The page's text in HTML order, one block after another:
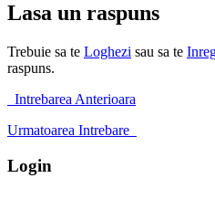
Lasa un raspuns
Trebuie sa te Loghezi sau sa te
raspuns.
Intrebarea Anterioara
Urmatoarea Intrebare
Login